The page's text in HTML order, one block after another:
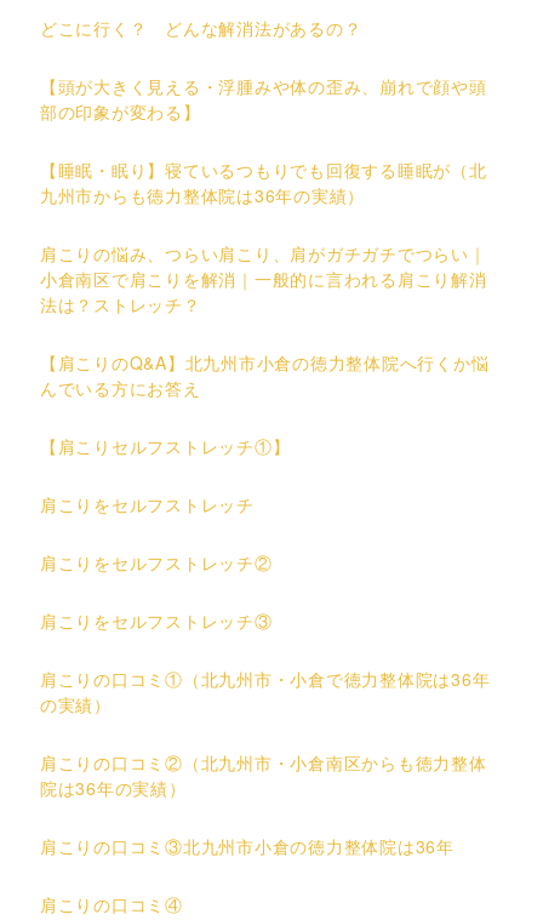
どこに行く？ どんな解消法があるの？
【頭が大きく見える・浮腫みや体の歪み、崩れで顔や頭
部の印象が変わる】
【睡眠・眠り】寝ているつもりでも回復する睡眠が（北
九州市からも徳力整体院は36年の実績）
肩こりの悩み、つらい肩こり、肩がガチガチでつらい｜
小倉南区で肩こりを解消｜一般的に言われる肩こり解消
法は？ストレッチ？
【肩こりのQ&A】北九州市小倉の徳力整体院へ行くか悩
んでいる方にお答え
【肩こりセルフストレッチ①】
肩こりをセルフストレッチ
肩こりをセルフストレッチ②
肩こりをセルフストレッチ③
肩こりの口コミ①（北九州市・小倉で徳力整体院は36年
の実績）
肩こりの口コミ②（北九州市・小倉南区からも徳力整体
院は36年の実績）
肩こりの口コミ③北九州市小倉の徳力整体院は36年
肩こりの口コミ④